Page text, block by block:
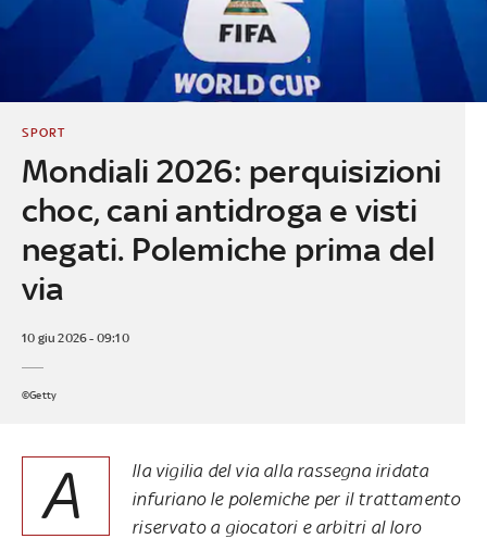
Mondiali 2026: perquisizioni
choc, cani antidroga e visti
negati. Polemiche prima del
via
SPORT
10 giu 2026 - 09:10
©Getty
A
lla vigilia del via alla rassegna iridata
infuriano le polemiche per il trattamento
riservato a giocatori e arbitri al loro